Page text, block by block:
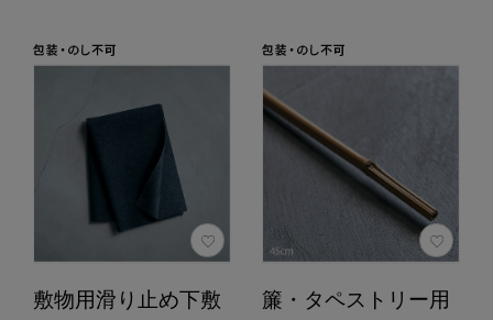
敷物用滑り止め下敷
簾・タペストリー用